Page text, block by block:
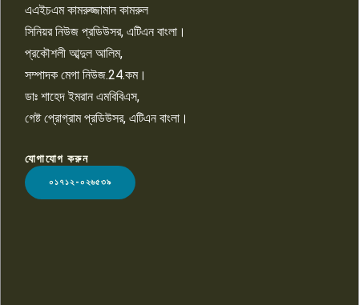
১০
LOGO
এএইচএম কামরুজ্জামান কামরুল
সিনিয়র নিউজ প্রডিউসর, এটিএন বাংলা।
প্রকৌশলী আব্দুল আলিম,
সম্পাদক মেগা নিউজ.24.কম।
ডাঃ শাহেদ ইমরান এমবিবিএস,
গেষ্ট প্রোগ্রাম প্রডিউসর, এটিএন বাংলা।
যোগাযোগ করুন
০১৭১২-০২৬৫৩৯